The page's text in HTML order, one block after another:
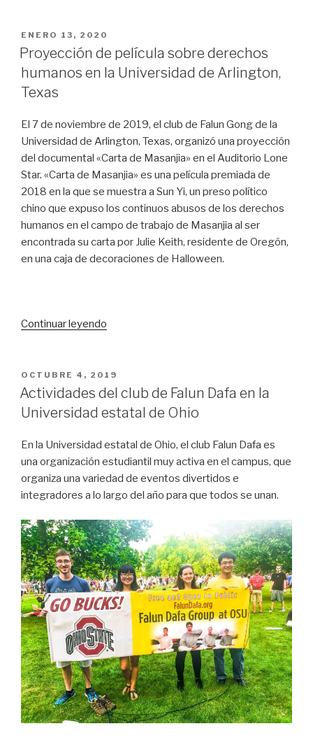
proyecta
el
el
nombre
de
Confucio»»
PUBLICADO
EL
ENERO 13, 2020
Proyección de película sobre derechos
humanos en la Universidad de Arlington,
Texas
El 7 de noviembre de 2019, el club de Falun Gong de la
Universidad de Arlington, Texas, organizó una proyección
del documental «Carta de Masanjia» en el Auditorio Lone
Star. «Carta de Masanjia» es una película premiada de
2018 en la que se muestra a Sun Yi, un preso político
chino que expuso los continuos abusos de los derechos
humanos en el campo de trabajo de Masanjia al ser
encontrada su carta por Julie Keith, residente de Oregón,
en una caja de decoraciones de Halloween.
Continuar leyendo
sobre
derechos
humanos
la
Universidad
de
Arlington,
PUBLICADO
EL
OCTUBRE 4, 2019
Actividades del club de Falun Dafa en la
Universidad estatal de Ohio
En la Universidad estatal de Ohio, el club Falun Dafa es
una organización estudiantil muy activa en el campus, que
organiza una variedad de eventos divertidos e
integradores a lo largo del año para que todos se unan.